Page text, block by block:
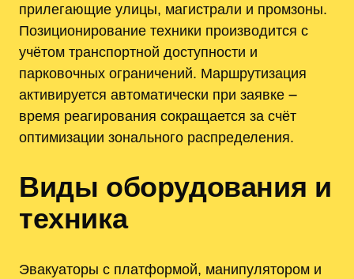
прилегающие улицы, магистрали и промзоны.
Позиционирование техники производится с
учётом транспортной доступности и
парковочных ограничений. Маршрутизация
активируется автоматически при заявке ౼
время реагирования сокращается за счёт
оптимизации зонального распределения.
Виды оборудования и
техника
Эвакуаторы с платформой, манипулятором и